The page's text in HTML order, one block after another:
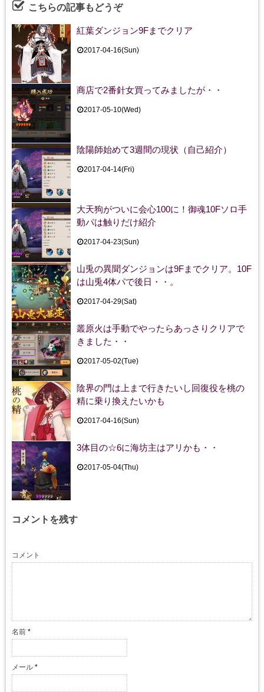
こちらの記事もどうぞ
紅葉ダンジョン9Fまでクリア
2017-04-16(Sun)
商店で2番針女買ってみましたが・・
2017-05-10(Wed)
陰陽師始めて3週間の現状（自己紹介）
2017-04-14(Fri)
大天狗がついに会心100に！御魂10Fソロ手
動パは触りだけ紹介
2017-04-23(Sun)
山兎の異聞ダンジョンは9Fまでクリア。10F
は山兎4体パで後日・・。
2017-04-29(Sat)
叢原火は手動でやったらあっさりクリアで
きました・・
2017-05-02(Tue)
陰界の門は上まで行きたいし回復役を桃の
精に乗り換えたいかも
2017-04-16(Sun)
3体目の☆6に海坊主はアリかも・・
2017-05-04(Thu)
コメントを残す
コメント
名前 *
メール *